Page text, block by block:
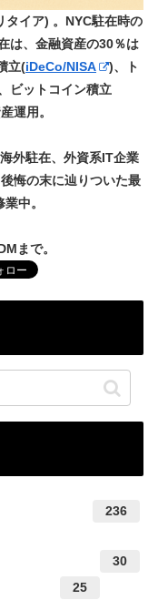
タイア) 。NYC駐在時の
は、金融資産の30％は
立(iDeCo/NISA
)、ト
ビットコイン積立
運用。
外駐在、外資系IT企業
悔の末に辿りついた最
中。
まで。
236
30
25